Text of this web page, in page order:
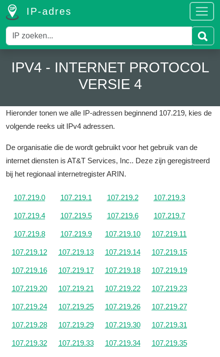
IP-adres
IPV4 - INTERNET PROTOCOL
VERSIE 4
Hieronder tonen we alle IP-adressen beginnend 107.219, kies de
volgende reeks uit IPv4 adressen.
De organisatie die de wordt gebruikt voor het gebruik van de
internet diensten is AT&T Services, Inc.. Deze zijn geregistreerd
bij het regionaal internetregister ARIN.
107.219.0 107.219.1 107.219.2 107.219.3
107.219.4 107.219.5 107.219.6 107.219.7
107.219.8 107.219.9 107.219.10 107.219.11
107.219.12 107.219.13 107.219.14 107.219.15
107.219.16 107.219.17 107.219.18 107.219.19
107.219.20 107.219.21 107.219.22 107.219.23
107.219.24 107.219.25 107.219.26 107.219.27
107.219.28 107.219.29 107.219.30 107.219.31
107.219.32 107.219.33 107.219.34 107.219.35